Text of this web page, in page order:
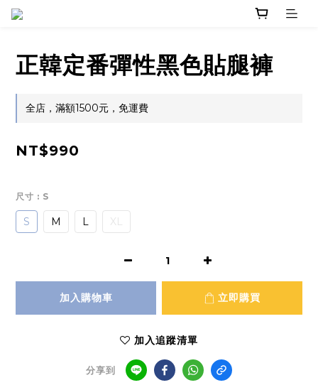
正韓定番彈性黑色貼腿褲
全店，滿額1500元，免運費
NT$990
尺寸 : S
S M L XL
加入購物車 立即購買
加入追蹤清單
分享到